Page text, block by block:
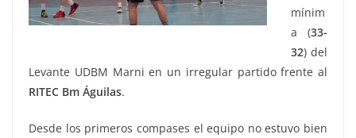
mínim
a (33-
32) del
Levante UDBM Marni en un irregular partido frente al
RITEC Bm Águilas.
Desde los primeros compases el equipo no estuvo bien